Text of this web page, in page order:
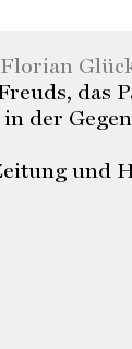
Florian
das
der
und